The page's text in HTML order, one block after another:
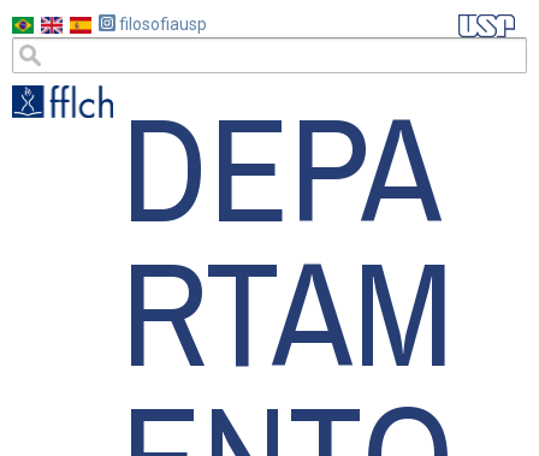
para
conteúdo
principal
filosofiausp
DEPA
RTAM